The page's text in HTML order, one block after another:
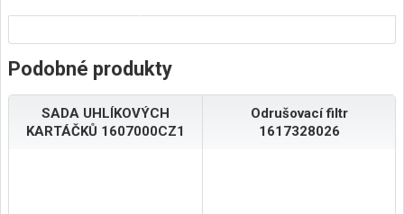
Podobné produkty
SADA UHLÍKOVÝCH
KARTÁČKŮ 1607000CZ1
Odrušovací filtr
1617328026